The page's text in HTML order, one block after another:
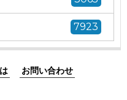
7923
お問い合わせ